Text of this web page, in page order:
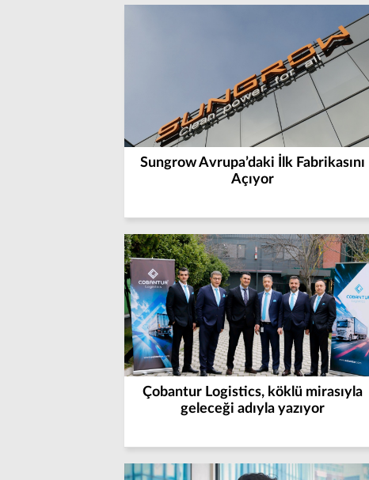
Sungrow Avrupa’daki İlk Fabrikasını
Açıyor
Çobantur Logistics, köklü mirasıyla
geleceği adıyla yazıyor